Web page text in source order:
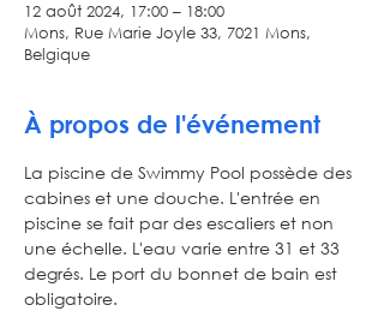
12 août 2024, 17:00 – 18:00
Mons, Rue Marie Joyle 33, 7021 Mons,
Belgique
À propos de l'événement
La piscine de Swimmy Pool possède des
cabines et une douche. L'entrée en
piscine se fait par des escaliers et non
une échelle. L'eau varie entre 31 et 33
degrés. Le port du bonnet de bain est
obligatoire.